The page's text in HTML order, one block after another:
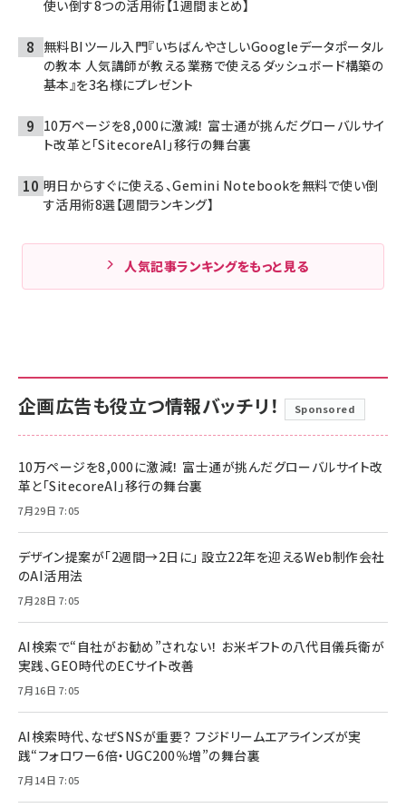
使い倒す8つの活用術【1週間まとめ】
無料BIツール入門『いちばんやさしいGoogleデータポータル
の教本 人気講師が教える業務で使えるダッシュボード構築の
基本』を3名様にプレゼント
10万ページを8,000に激減！ 富士通が挑んだグローバルサイ
ト改革と「SitecoreAI」移行の舞台裏
明日からすぐに使える、Gemini Notebookを無料で使い倒
す活用術8選【週間ランキング】
人気記事ランキングをもっと見る
企画広告も役立つ情報バッチリ！ Sponsored
10万ページを8,000に激減！ 富士通が挑んだグローバルサイト改
革と「SitecoreAI」移行の舞台裏
7月29日 7:05
デザイン提案が「2週間→2日に」 設立22年を迎えるWeb制作会社
のAI活用法
7月28日 7:05
AI検索で“自社がお勧め”されない！ お米ギフトの八代目儀兵衛が
実践、GEO時代のECサイト改善
7月16日 7:05
AI検索時代、なぜSNSが重要？ フジドリームエアラインズが実
践“フォロワー6倍・UGC200％増”の舞台裏
7月14日 7:05